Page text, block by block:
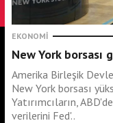
EKONOMI
New York borsası
Amerika Birleşik
New York borsası
Yatırımcıların,
verilerini Fed'..